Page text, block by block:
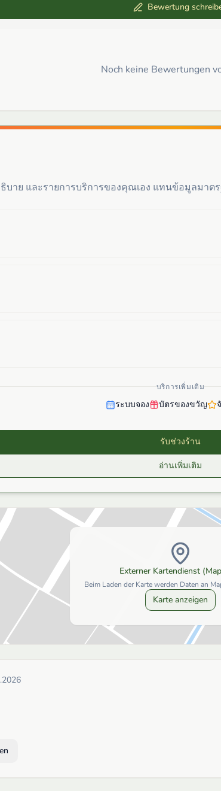
Bewertung
Noch keine Bewertungen
าย และรายการบริการของคุณเอง แทนข้อมูลมาต
บริการเพิ่มเติม
ระบบจอง บัตรของขวัญ
รับช่วงร้าน
อ่านเพิ่มเติม
Externer Kartendienst
Beim Laden der Karte werden Daten an
Karte anzeigen